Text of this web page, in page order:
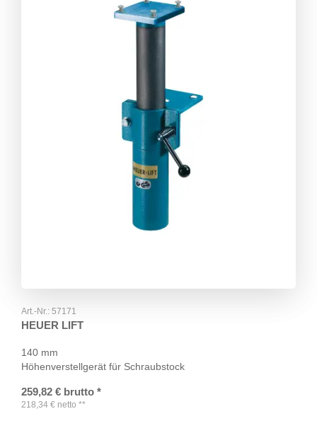
Art.-Nr.: 57171
HEUER LIFT
140 mm
Höhenverstellgerät für Schraubstock
259,82 € brutto *
218,34 € netto **